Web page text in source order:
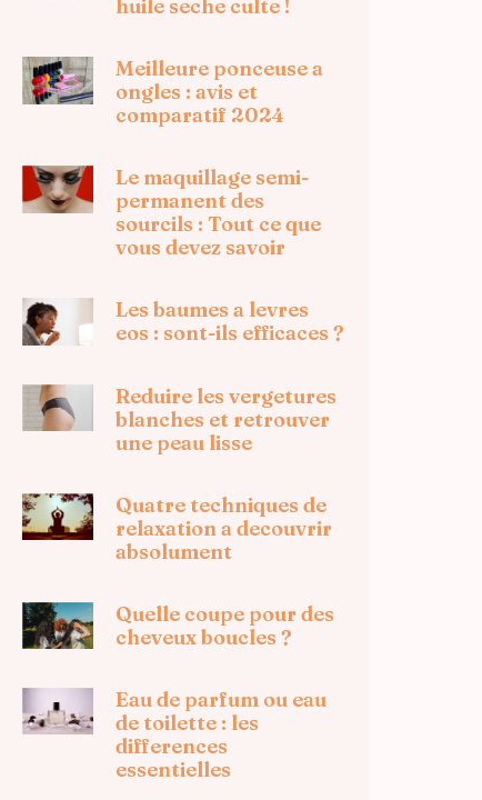
huile seche culte !
Meilleure ponceuse a
ongles : avis et
comparatif 2024
Le maquillage semi-
permanent des
sourcils : Tout ce que
vous devez savoir
Les baumes a levres
eos : sont-ils efficaces ?
Reduire les vergetures
blanches et retrouver
une peau lisse
Quatre techniques de
relaxation a decouvrir
absolument
Quelle coupe pour des
cheveux boucles ?
Eau de parfum ou eau
de toilette : les
differences
essentielles